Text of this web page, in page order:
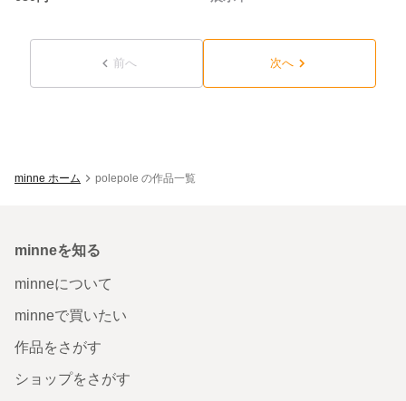
前へ 次へ
minne ホーム polepole の作品一覧
minneを知る
minneについて
minneで買いたい
作品をさがす
ショップをさがす